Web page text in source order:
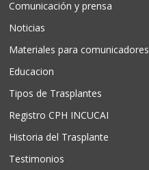
Comunicación y prensa
Noticias
Materiales para comunicadores
Educacion
Tipos de Trasplantes
Registro CPH INCUCAI
Historia del Trasplante
Testimonios